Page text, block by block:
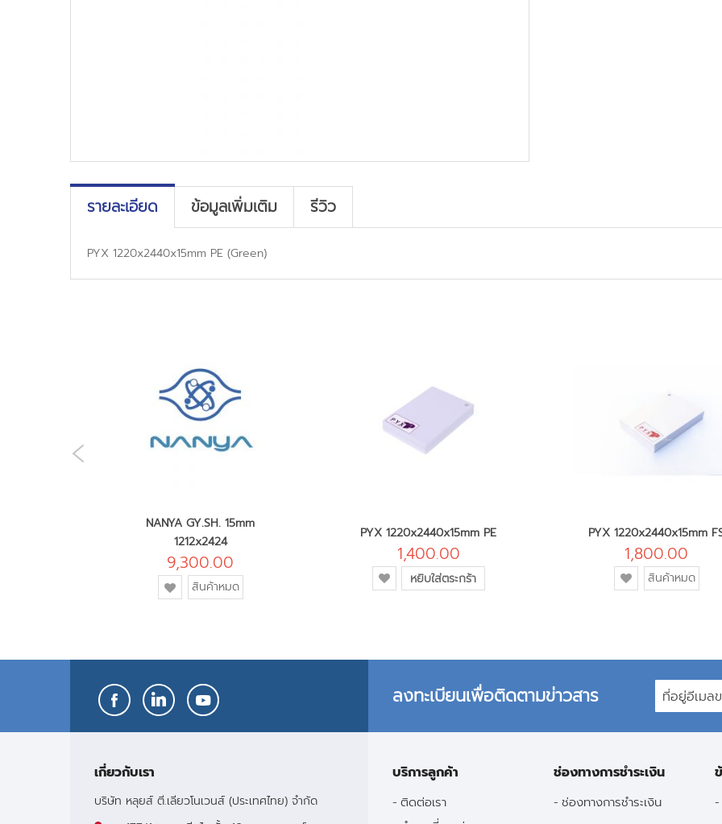
รายละเอียด ข้อมูลเพิ่มเติม รีวิว
PYX 1220x2440x15mm PE (Green)
PREVIOUS
NANYA GY.SH. 15mm
1212x2424
9,300.00
เพิ่มสินค้าหมด
PYX 1220x2440x15mm PE
1,400.00
เพิ่ม
หยิบใส่ตระกร้า
PYX 1220x2440x15mm
1,800.00
เพิ่มสินค้าหมด
ลงทะเบียนเพื่อติดตามข่าวสาร
เกี่ยวกับเรา
บริษัท หลุยส์ ตี.เลียวโนเวนส์ (ประเทศไทย) จำกัด
บริการลูกค้า
ติดต่อเรา
ช่องทางการชำระเงิน
ช่องทางการชำระเงิน